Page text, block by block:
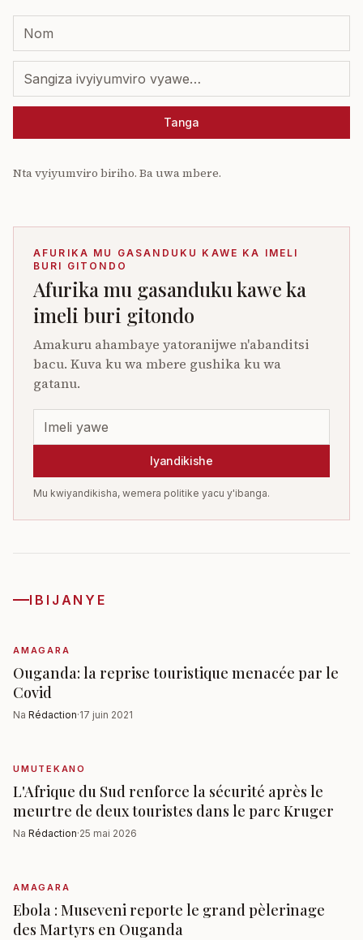
Tanga
Nta vyiyumviro biriho. Ba uwa mbere.
AFURIKA MU GASANDUKU KAWE KA IMELI
BURI GITONDO
Afurika mu gasanduku kawe ka
imeli buri gitondo
Amakuru ahambaye yatoranijwe n'abanditsi
bacu. Kuva ku wa mbere gushika ku wa
gatanu.
Iyandikishe
Mu kwiyandikisha, wemera politike yacu y'ibanga.
IBIJANYE
AMAGARA
Ouganda: la reprise touristique menacée par le
Covid
Na Rédaction·17 juin 2021
UMUTEKANO
L'Afrique du Sud renforce la sécurité après le
meurtre de deux touristes dans le parc Kruger
Na Rédaction·25 mai 2026
AMAGARA
Ebola : Museveni reporte le grand pèlerinage
des Martyrs en Ouganda